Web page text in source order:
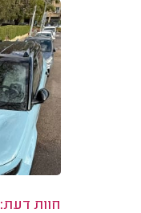
חוות דעת: